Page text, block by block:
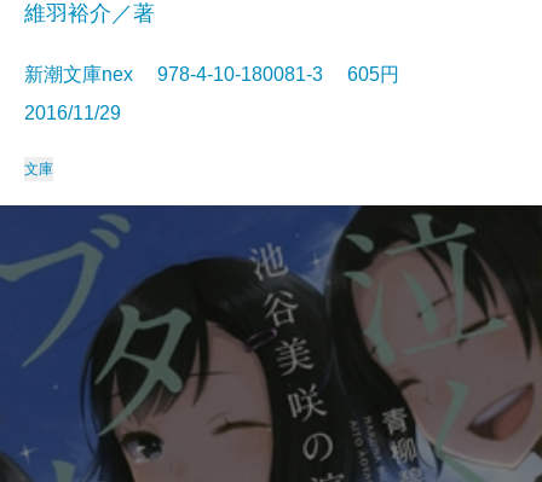
維羽裕介／著
新潮文庫nex 978-4-10-180081-3 605円
2016/11/29
文庫